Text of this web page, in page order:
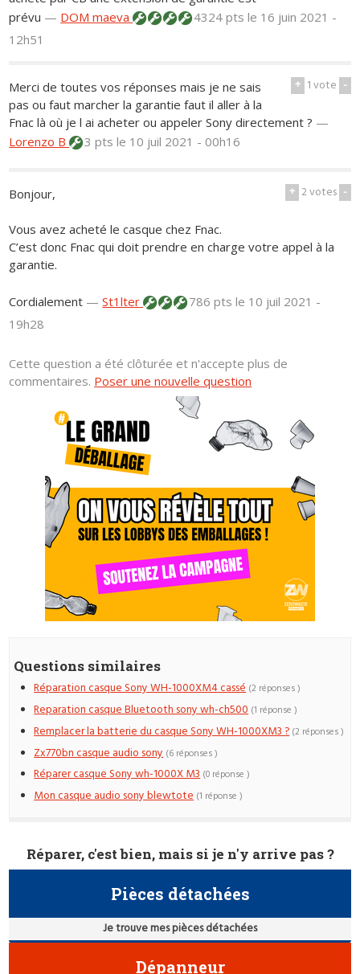
prévu — DOM maeva 4324 ptsle 16 juin 2021 -
12h51
+ 1vote -
Merci de toutes vos réponses mais je ne sais
pas ou faut marcher la garantie faut il aller à la
Fnac là où je l ai acheter ou appeler Sony directement ? —
Lorenzo B
3 ptsle 10 juil 2021 - 00h16
+ 2votes -
Bonjour,
Vous avez acheté le casque chez Fnac.
C’est donc Fnac qui doit prendre en charge votre appel à la
garantie.
Cordialement —St1lter 786 ptsle 10 juil 2021 -
19h28
Cette question a été clôturée et n'accepte plus de
commentaires. Poser une nouvelle question
Questions similaires
Réparation casque Sony WH-1000XM4 cassé (2 réponses )
Reparation casque Bluetooth sony wh-ch500 (1 réponse )
Remplacer la batterie du casque Sony WH-1000XM3 ? (2 réponses )
Zx770bn casque audio sony (6 réponses )
Réparer casque Sony wh-1000X M3 (0 réponse )
Mon casque audio sony blewtote (1 réponse )
Réparer, c'est bien, mais si je n'y arrive pas ?
Pièces détachées
Je trouve mes pièces détachées
Dépanneur